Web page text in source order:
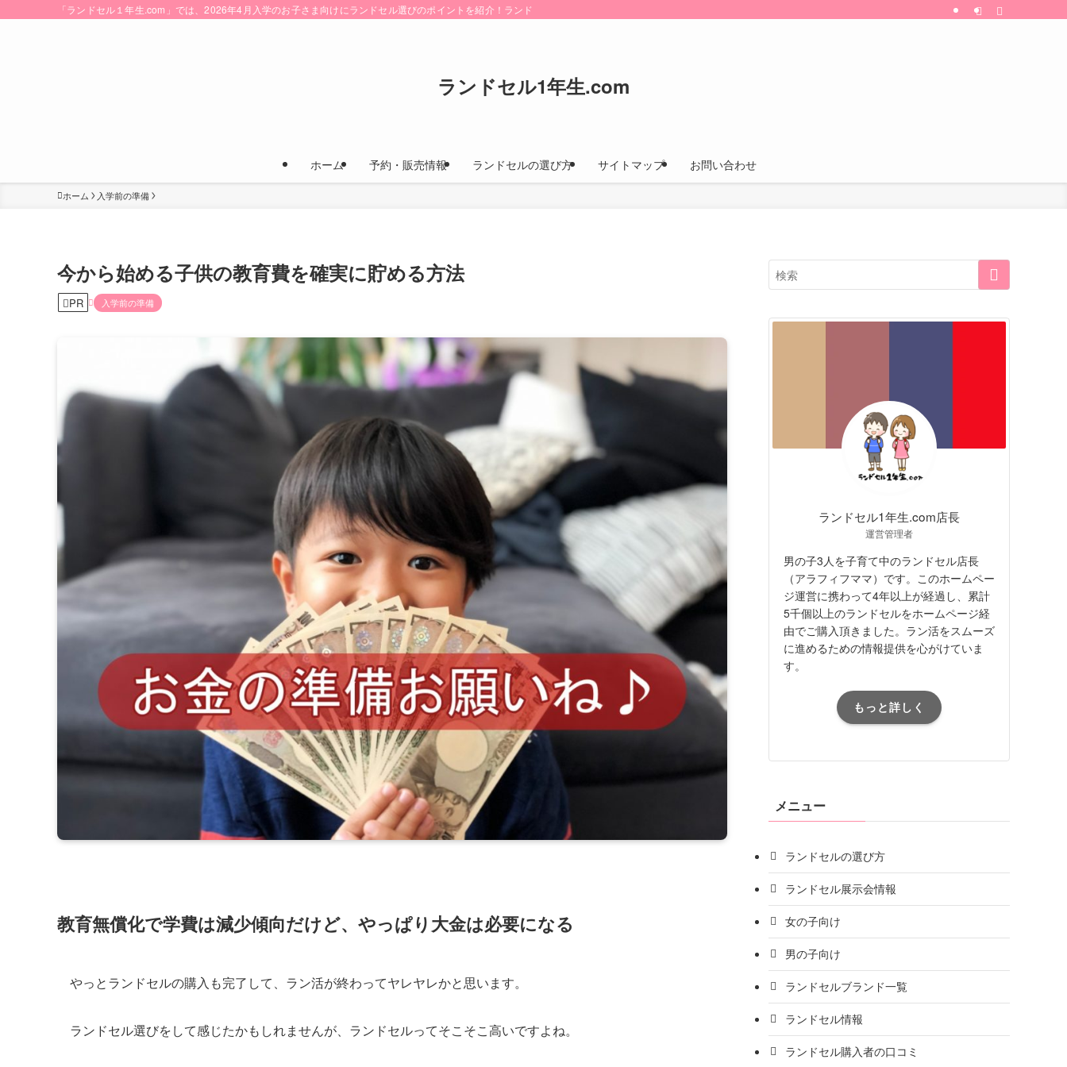
「ランドセル１年生.com」では、2026年4月入学のお子さま向けにランドセル選びのポイントを紹介！ランドセルカタログのお取り寄せ方法や早期割引・特典などの情報も更新中！
ランドセル1年生.com
ホーム 予約・販売情報 ランドセルの選び方 サイトマップ お問い合わせ
ホーム 入学前の準備
今から始める子供の教育費を確実に貯める方法
PR 入学前の準備
教育無償化で学費は減少傾向だけど、やっぱり大金は必要になる
やっとランドセルの購入も完了して、ラン活が終わってヤレヤレかと思います。
ランドセル選びをして感じたかもしれませんが、ランドセルってそこそこ高いですよね。
ランドセル1年生.com店長
運営管理者
男の子3人を子育て中のランドセル店長
（アラフィフママ）です。このホームペー
ジ運営に携わって4年以上が経過し、累計
5千個以上のランドセルをホームページ経
由でご購入頂きました。ラン活をスムーズ
に進めるための情報提供を心がけていま
す。
もっと詳しく
メニュー
ランドセルの選び方
ランドセル展示会情報
女の子向け
男の子向け
ランドセルブランド一覧
ランドセル情報
ランドセル購入者の口コミ